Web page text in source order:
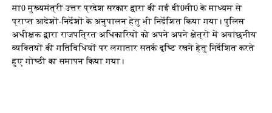
मा0 मुख्यमंत्री उत्तर प्रदेश सरकार द्वारा की गई वी0सी0 के माध्यम से
प्राप्त आदेशों-निर्देशों के अनुपालन हेतु भी निर्देशित किया गया। पुलिस
अधीक्षक द्वारा राजपत्रित अधिकारियों को अपने अपने क्षेत्रों में अवांछनीय
व्यक्तियों की गतिविधियों पर लगातार सतर्क दृष्टि रखने हेतु निर्देशित करते
हुए गोष्ठी का समापन किया गया।